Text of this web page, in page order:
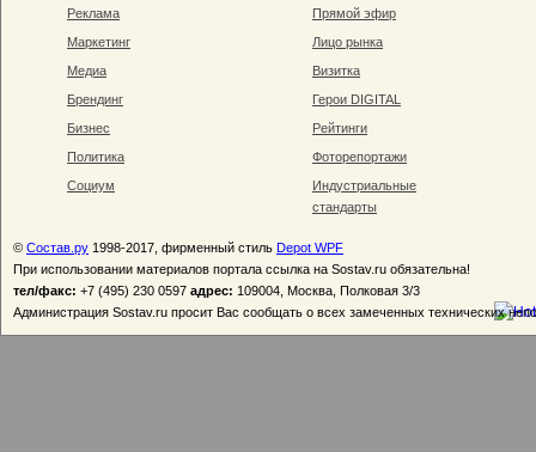
Реклама
Маркетинг
Медиа
Брендинг
Бизнес
Политика
Социум
Прямой эфир
Лицо рынка
Визитка
Герои DIGITAL
Рейтинги
Фоторепортажи
Индустриальные
стандарты
© Состав.ру 1998-2017, фирменный стиль Depot WPF
При использовании материалов портала ссылка на Sostav.ru обязательна!
тел/факс: +7 (495) 230 0597 адрес: 109004, Москва, Полковая 3/3
Администрация Sostav.ru просит Вас сообщать о всех замеченных технических